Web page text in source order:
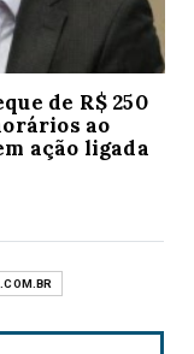
de R$ 250
ao
ação ligada